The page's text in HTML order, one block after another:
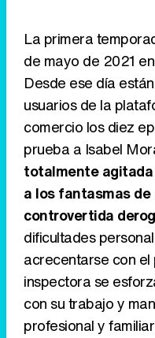
La primera
de mayo de 2021
Desde ese día
usuarios de la
comercio los diez
prueba a Isabel
totalmente
a los fantasmas
controvertida
dificultades
acrecentarse con
inspectora se
con su trabajo y
profesional y